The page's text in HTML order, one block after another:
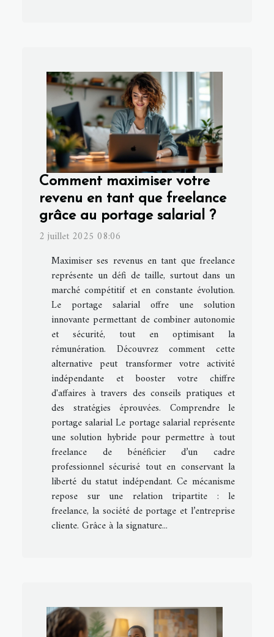
Comment maximiser votre
revenu en tant que freelance
grâce au portage salarial ?
2 juillet 2025 08:06
Maximiser ses revenus en tant que freelance
représente un défi de taille, surtout dans un
marché compétitif et en constante évolution.
Le portage salarial offre une solution
innovante permettant de combiner autonomie
et sécurité, tout en optimisant la
rémunération. Découvrez comment cette
alternative peut transformer votre activité
indépendante et booster votre chiffre
d'affaires à travers des conseils pratiques et
des stratégies éprouvées. Comprendre le
portage salarial Le portage salarial représente
une solution hybride pour permettre à tout
freelance de bénéficier d’un cadre
professionnel sécurisé tout en conservant la
liberté du statut indépendant. Ce mécanisme
repose sur une relation tripartite : le
freelance, la société de portage et l’entreprise
cliente. Grâce à la signature...